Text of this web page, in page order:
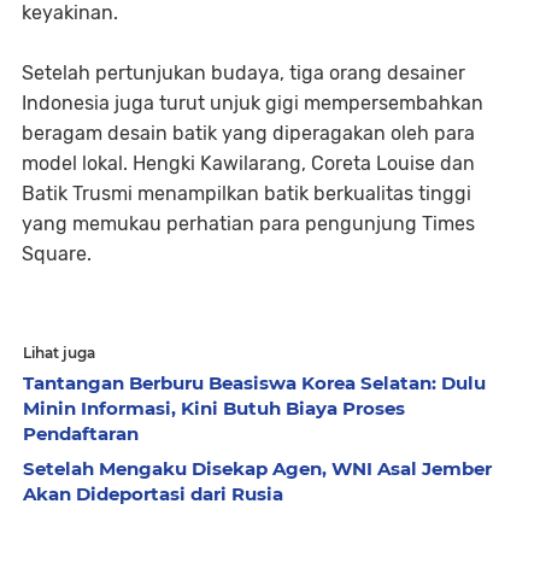
keyakinan.
Setelah pertunjukan budaya, tiga orang desainer
Indonesia juga turut unjuk gigi mempersembahkan
beragam desain batik yang diperagakan oleh para
model lokal. Hengki Kawilarang, Coreta Louise dan
Batik Trusmi menampilkan batik berkualitas tinggi
yang memukau perhatian para pengunjung Times
Square.
Lihat juga
Tantangan Berburu Beasiswa Korea Selatan: Dulu
Minin Informasi, Kini Butuh Biaya Proses
Pendaftaran
Setelah Mengaku Disekap Agen, WNI Asal Jember
Akan Dideportasi dari Rusia